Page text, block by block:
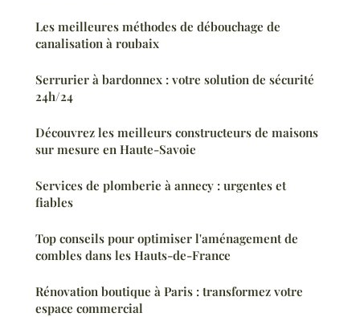
Les meilleures méthodes de débouchage de
canalisation à roubaix
Serrurier à bardonnex : votre solution de sécurité
24h/24
Découvrez les meilleurs constructeurs de maisons
sur mesure en Haute-Savoie
Services de plomberie à annecy : urgentes et
fiables
Top conseils pour optimiser l'aménagement de
combles dans les Hauts-de-France
Rénovation boutique à Paris : transformez votre
espace commercial